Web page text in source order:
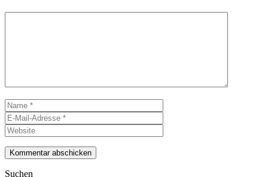
Name
Mail-
Adresse
Suchen